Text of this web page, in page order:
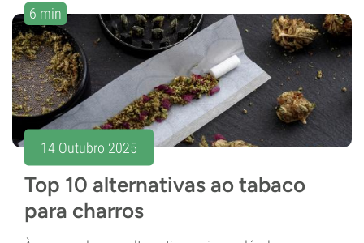
6 min
14 Outubro 2025
Top 10 alternativas ao tabaco
para charros